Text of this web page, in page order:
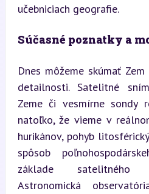
učebniciach geografie.
Súčasné poznatky a
Dnes môžeme skúmať
detailnosti. Satelitné
Zeme či vesmírne sondy
natoľko, že vieme v
hurikánov, pohyb
spôsob
základe satelitného
Astronomická